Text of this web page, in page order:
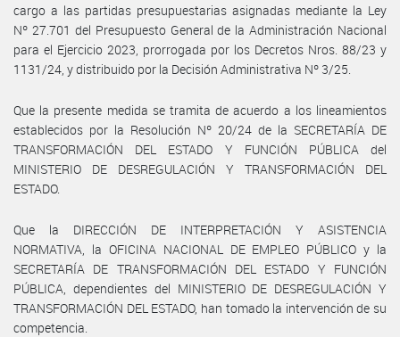
cargo a las partidas presupuestarias asignadas mediante la Ley
Nº 27.701 del Presupuesto General de la Administración Nacional
para el Ejercicio 2023, prorrogada por los Decretos Nros. 88/23 y
1131/24, y distribuido por la Decisión Administrativa Nº 3/25.
Que la presente medida se tramita de acuerdo a los lineamientos
establecidos por la Resolución Nº 20/24 de la SECRETARÍA DE
TRANSFORMACIÓN DEL ESTADO Y FUNCIÓN PÚBLICA del
MINISTERIO DE DESREGULACIÓN Y TRANSFORMACIÓN DEL
ESTADO.
Que la DIRECCIÓN DE INTERPRETACIÓN Y ASISTENCIA
NORMATIVA, la OFICINA NACIONAL DE EMPLEO PÚBLICO y la
SECRETARÍA DE TRANSFORMACIÓN DEL ESTADO Y FUNCIÓN
PÚBLICA, dependientes del MINISTERIO DE DESREGULACIÓN Y
TRANSFORMACIÓN DEL ESTADO, han tomado la intervención de su
competencia.